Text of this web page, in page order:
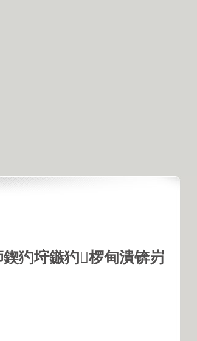
犳垨鏃犳椤甸潰锛岃